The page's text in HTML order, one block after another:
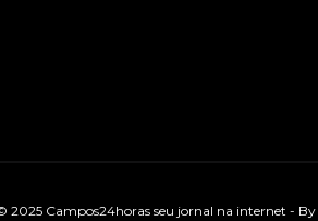
2025 Campos24horas seu jornal na internet - By